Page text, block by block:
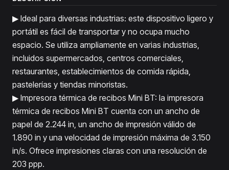
▶ Ideal para diversas industrias: este dispositivo ligero y
portátil es fácil de transportar y no ocupa mucho
espacio. Se utiliza ampliamente en varias industrias,
incluidos supermercados, centros comerciales,
restaurantes, establecimientos de comida rápida,
pastelerías y tiendas minoristas.
▶ Impresora térmica de recibos Mini BT: la impresora
térmica de recibos Mini BT cuenta con un ancho de
papel de 2.244 in, un ancho de impresión válido de
1.890 in y una velocidad de impresión máxima de 3.150
in/s. Ofrece impresiones claras con una resolución de
203 ppp.